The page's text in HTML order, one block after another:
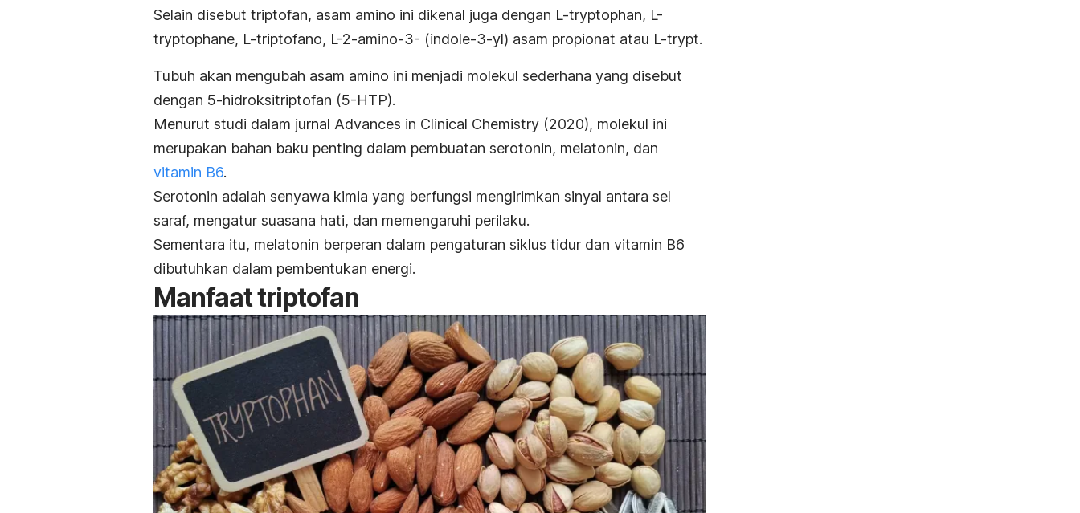
Selain disebut triptofan, asam amino ini dikenal juga dengan L-tryptophan, L-
tryptophane, L-triptofano, L-2-amino-3- (indole-3-yl) asam propionat atau L-trypt.
Tubuh akan mengubah asam amino ini menjadi molekul sederhana yang disebut
dengan 5-hidroksitriptofan (5-HTP).
Menurut studi dalam jurnal Advances in Clinical Chemistry (2020), molekul ini
merupakan bahan baku penting dalam pembuatan serotonin, melatonin, dan
vitamin B6.
Serotonin adalah senyawa kimia yang berfungsi mengirimkan sinyal antara sel
saraf, mengatur suasana hati, dan memengaruhi perilaku.
Sementara itu, melatonin berperan dalam pengaturan siklus tidur dan vitamin B6
dibutuhkan dalam pembentukan energi.
Manfaat triptofan